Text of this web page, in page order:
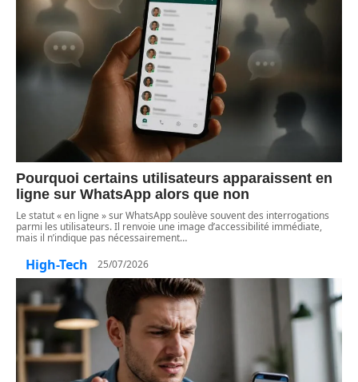
Pourquoi certains utilisateurs apparaissent en
ligne sur WhatsApp alors que non
Le statut « en ligne » sur WhatsApp soulève souvent des interrogations
parmi les utilisateurs. Il renvoie une image d’accessibilité immédiate,
mais il n’indique pas nécessairement…
High-Tech 25/07/2026